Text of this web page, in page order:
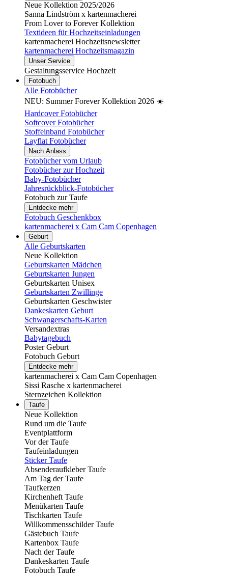
Neue Kollektion 2025/2026
Sanna Lindström x kartenmacherei
From Lover to Forever Kollektion
Textideen für Hochzeitseinladungen
kartenmacherei Hochzeitsnewsletter
kartenmacherei Hochzeitsmagazin
Unser Service
Gestaltungsservice Hochzeit
Fotobuch
Alle Fotobücher
NEU: Summer Forever Kollektion 2026 ☀️
Hardcover Fotobücher
Softcover Fotobücher
Stoffeinband Fotobücher
Layflat Fotobücher
Nach Anlass
Fotobücher vom Urlaub
Fotobücher zur Hochzeit
Baby-Fotobücher
Jahresrückblick-Fotobücher
Fotobuch zur Taufe
Entdecke mehr
Fotobuch Geschenkbox
kartenmacherei x Cam Cam Copenhagen
Geburt
Alle Geburtskarten
Neue Kollektion
Geburtskarten Mädchen
Geburtskarten Jungen
Geburtskarten Unisex
Geburtskarten Zwillinge
Geburtskarten Geschwister
Dankeskarten Geburt
Schwangerschafts-Karten
Versandextras
Babytagebuch
Poster Geburt
Fotobuch Geburt
Entdecke mehr
kartenmacherei x Cam Cam Copenhagen
Sissi Rasche x kartenmacherei
Sternzeichen Kollektion
Taufe
Neue Kollektion
Rund um die Taufe
Eventplattform
Vor der Taufe
Taufeinladungen
Sticker Taufe
Absenderaufkleber Taufe
Am Tag der Taufe
Taufkerzen
Kirchenheft Taufe
Menükarten Taufe
Tischkarten Taufe
Willkommensschilder Taufe
Gästebuch Taufe
Kartenbox Taufe
Nach der Taufe
Dankeskarten Taufe
Fotobuch Taufe